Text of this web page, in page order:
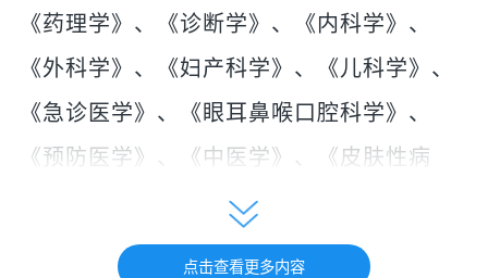
《药理学》、《诊断学》、《内科学》、
《外科学》、《妇产科学》、《儿科学》、
《急诊医学》、《眼耳鼻喉口腔科学》、
《预防医学》、《中医学》、《皮肤性病
学》。校内建有诊断学、内科学、外科学、
妇产科学、急救医学、五官科学实训室以及
点击查看更多内容